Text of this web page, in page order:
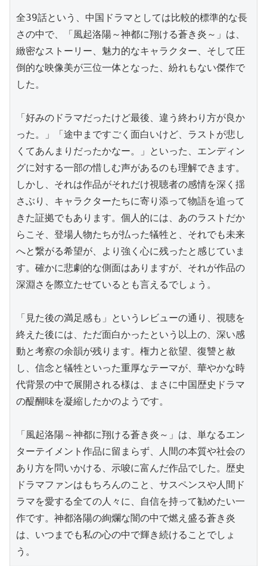
全39話という、中国ドラマとしては比較的標準的な長
さの中で、「風起洛陽～神都に翔ける蒼き炎～」は、
緻密なストーリー、魅力的なキャラクター、そして圧
倒的な映像美が三位一体となった、紛れもない傑作で
した。
「好みのドラマだったけど最後、違う終わり方が良か
った。」「途中まですごく面白いけど、ラストが悲し
くてあんまりだったかなー。」といった、エンディン
グに対する一部の惜しむ声があるのも理解できます。
しかし、それは作品がそれだけ視聴者の感情を深く揺
さぶり、キャラクターたちに寄り添って物語を追って
きた証拠でもあります。個人的には、あのラストだか
らこそ、登場人物たちが払った犠牲と、それでも未来
へと繋がる希望が、より強く心に残ったと感じていま
す。確かに悲劇的な側面はありますが、それが作品の
深淵さを際立たせているとも言えるでしょう。
「見た後の満足感も」というレビューの通り、視聴を
終えた後には、ただ面白かったという以上の、深い感
動と考察の余韻が残ります。権力と欲望、復讐と赦
し、信念と犠牲といった重厚なテーマが、華やかな時
代背景の中で展開される様は、まさに中国歴史ドラマ
の醍醐味を凝縮したかのようです。
「風起洛陽～神都に翔ける蒼き炎～」は、単なるエン
ターテイメント作品に留まらず、人間の本質や社会の
あり方を問いかける、示唆に富んだ作品でした。歴史
ドラマファンはもちろんのこと、サスペンスや人間ド
ラマを愛する全ての人々に、自信を持って勧めたい一
作です。神都洛陽の絢爛な闇の中で燃え盛る蒼き炎
は、いつまでも私の心の中で輝き続けることでしょ
う。